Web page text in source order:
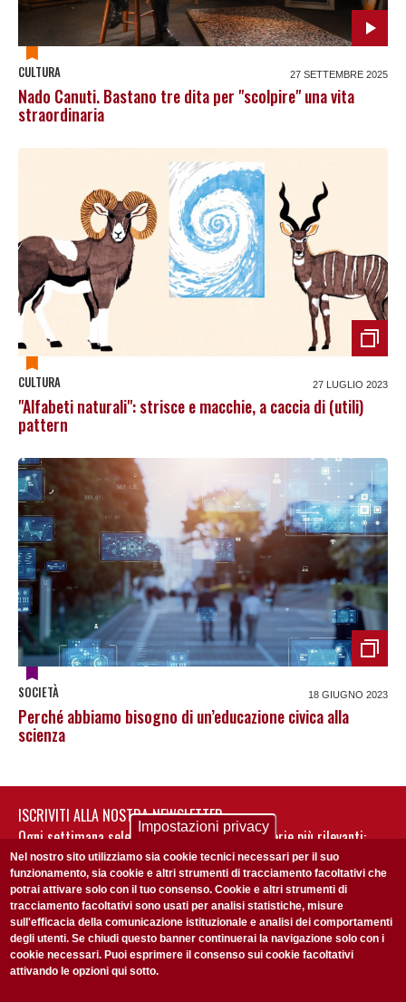
CULTURA 27 SETTEMBRE 2025
Nado Canuti. Bastano tre dita per "scolpire" una vita
straordinaria
CULTURA 27 LUGLIO 2023
"Alfabeti naturali": strisce e macchie, a caccia di (utili)
pattern
SOCIETÀ 18 GIUGNO 2023
Perché abbiamo bisogno di un’educazione civica alla
scienza
ISCRIVITI ALLA NOSTRA NEWSLETTER
Ogni settimana selezioniamo per te nostre storie più rilevanti:
non perderti gli aggiornamenti della nostra newsletter
Accetto laPrivacy Policy
Impostazioni privacy
Nel nostro sito utilizziamo sia cookie tecnici necessari per il suo
funzionamento, sia cookie e altri strumenti di tracciamento facoltativi che
potrai attivare solo con il tuo consenso. Cookie e altri strumenti di
tracciamento facoltativi sono usati per analisi statistiche, misure
sull'efficacia della comunicazione istituzionale e analisi dei comportamenti
degli utenti. Se chiudi questo banner continuerai la navigazione solo con i
cookie necessari. Puoi esprimere il consenso sui cookie facoltativi
attivando le opzioni qui sotto.